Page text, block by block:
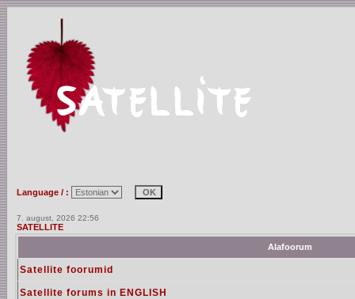
Language / :
7. august, 2026 22:56
SATELLITE
Alafoorum
Satellite foorumid
Satellite forums in ENGLISH